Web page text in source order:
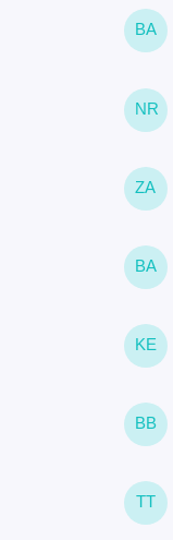
BA
NR
ZA
BA
KE
BB
TT